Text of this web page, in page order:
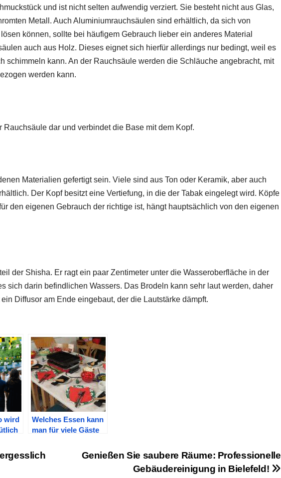
und ist nicht selten aufwendig verziert. Sie besteht nicht aus Glas,
Metall. Auch Aluminiumrauchsäulen sind erhältlich, da sich von
können, sollte bei häufigem Gebrauch lieber ein anderes Material
auch aus Holz. Dieses eignet sich hierfür allerdings nur bedingt, weil es
schimmeln kann. An der Rauchsäule werden die Schläuche angebracht, mit
werden kann.
dar und verbindet die Base mit dem Kopf.
Materialien gefertigt sein. Viele sind aus Ton oder Keramik, aber auch
Der Kopf besitzt eine Vertiefung, in die der Tabak eingelegt wird. Köpfe
den eigenen Gebrauch der richtige ist, hängt hauptsächlich von den eigenen
der Shisha. Er ragt ein paar Zentimeter unter die Wasseroberfläche in der
sich darin befindlichen Wassers. Das Brodeln kann sehr laut werden, daher
Diffusor am Ende eingebaut, der die Lautstärke dämpft.
wird
Welches Essen kann
man für viele Gäste
Genießen Sie saubere Räume: Professionelle
Gebäudereinigung in Bielefeld!